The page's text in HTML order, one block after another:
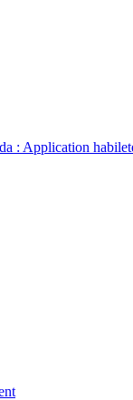
: Application